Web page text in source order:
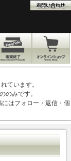
ています。
のみです。
はフォロー・返信・個